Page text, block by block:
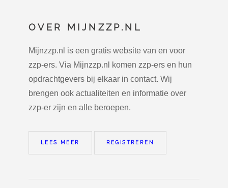
OVER MIJNZZP.NL
Mijnzzp.nl is een gratis website van en voor
zzp-ers. Via Mijnzzp.nl komen zzp-ers en hun
opdrachtgevers bij elkaar in contact. Wij
brengen ook actualiteiten en informatie over
zzp-er zijn en alle beroepen.
LEES MEER REGISTREREN